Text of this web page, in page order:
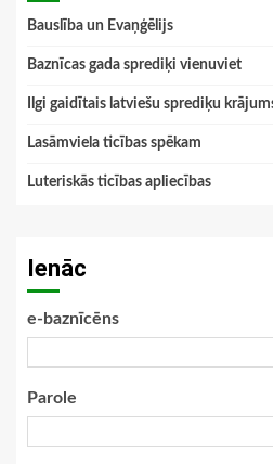
Bauslība un Evaņģēlijs
Baznīcas gada sprediķi vienuviet
Ilgi gaidītais latviešu sprediķu
Lasāmviela ticības spēkam
Luteriskās ticības apliecības
Ienāc
e-baznīcēns
Parole